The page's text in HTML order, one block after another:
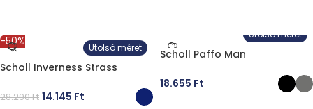
-50% Utolsó méret
Scholl Inverness Strass
28.290Ft 14.145 Ft
Utolsó méret
Scholl Paffo Man
18.655 Ft